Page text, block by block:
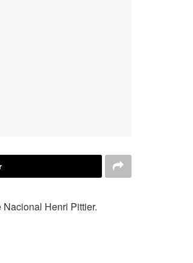
Henri Pittier.